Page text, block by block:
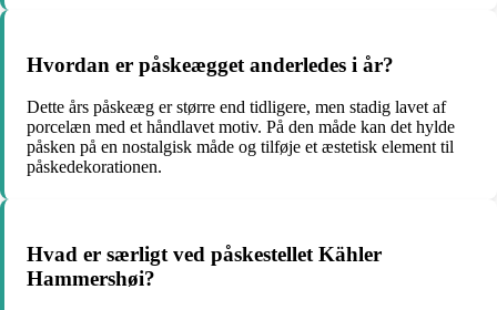
Hvordan er påskeægget anderledes i år?
Dette års påskeæg er større end tidligere, men stadig lavet af
porcelæn med et håndlavet motiv. På den måde kan det hylde
påsken på en nostalgisk måde og tilføje et æstetisk element til
påskedekorationen.
Hvad er særligt ved påskestellet Kähler
Hammershøi?